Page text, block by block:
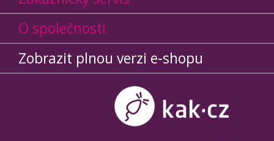
O společnosti
Zobrazit plnou verzi e-shopu